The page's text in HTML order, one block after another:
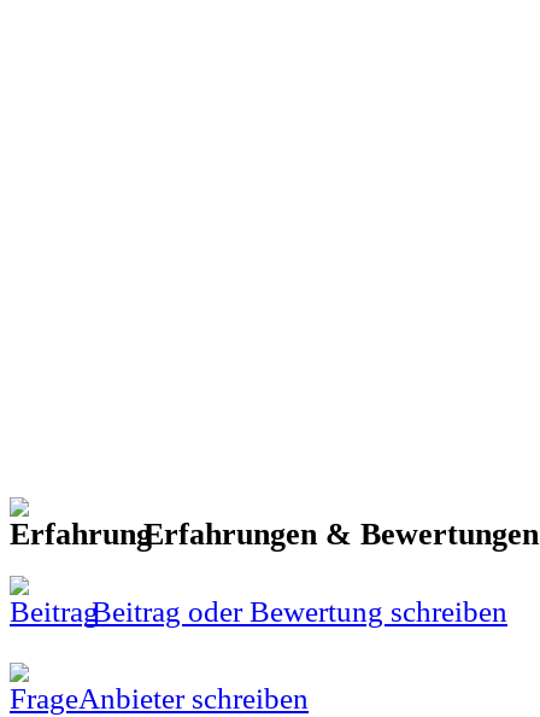
Erfahrungen &
Beitrag oder Bewertung schreiben
Anbieter schreiben